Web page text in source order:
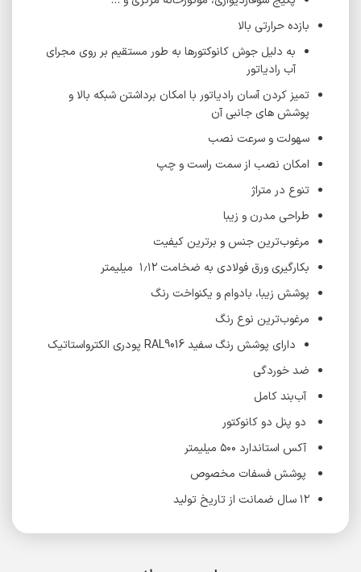
بازده حرارتی بالا
به دلیل جوش کانوکتورها به طور مستقیم بر روی مجرای
آب رادیاتور
تمیز کردن آسان رادیاتور با امکان برداشتن شبکه بالا و
پوشش های جانبی آن
سهولت و سرعت نصب
امکان نصب از سمت راست و چپ
تنوع در متراژ
طراحی مدرن و زیبا
مرغوب‌ترین جنس و برترین کیفیت
بکارگیری ورق فولادی به ضخامت ۱٫۱۲ میلیمتر
پوشش زیبا، بادوام و یکنواخت رنگ
مرغوب‌ترین نوع رنگ
دارای پوشش رنگ سفید RAL9016 پودری الکترواستاتیک
ضد خوردگی
آب‌بند کامل
دو پنل دو کانوکتور
آکس استاندارد ۵۰۰ میلیمتر
پوشش فسفات مخصوص
۱۲ سال ضمانت از تاریخ تولید